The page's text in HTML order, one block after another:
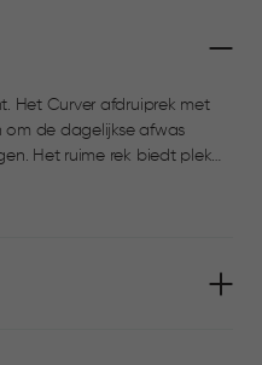
Het Curver afdruiprek met
de dagelijkse afwas
plek
het plateau onder het
en je aanrecht droog en